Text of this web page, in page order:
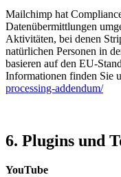
Mailchimp hat
Datenübermittlungen
Aktivitäten, bei denen
natürlichen Personen in
basieren auf den EU-
Informationen finden Sie
processing-addendum/
6. Plugins und
YouTube